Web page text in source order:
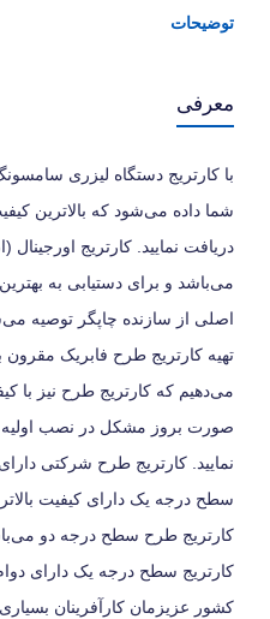
توضیحات
معرفی
شما داده می‌شود که بالاترین
دریافت نمایید. کارتریج
می‌باشد و برای دستیابی به
اصلی از سازنده چاپگر توصیه
تهیه کارتریج طرح فابریک
می‌دهیم که کارتریج طرح نیز با
صورت بروز مشکل در نصب اولیه
نمایید. کارتریج طرح شرکتی
سطح درجه یک دارای کیفیت
کارتریج طرح سطح درجه دو
کارتریج سطح درجه یک دارای
کشور عزیزمان کارآفرینان